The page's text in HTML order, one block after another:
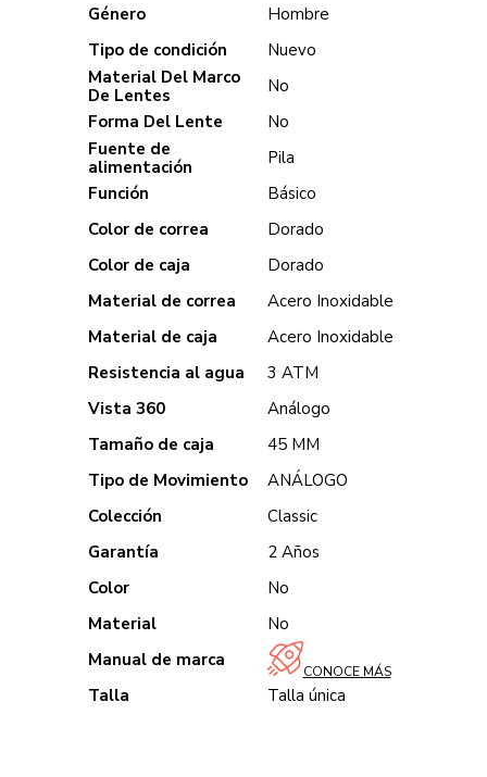
Género
Hombre
Tipo de condición
Nuevo
Material Del Marco
De Lentes
No
Forma Del Lente
No
Fuente de
alimentación
Pila
Función
Básico
Color de correa
Dorado
Color de caja
Dorado
Material de correa
Acero Inoxidable
Material de caja
Acero Inoxidable
Resistencia al agua
3 ATM
Vista 360
Análogo
Tamaño de caja
45 MM
Tipo de Movimiento
ANÁLOGO
Colección
Classic
Garantía
2 Años
Color
No
Material
No
Manual de marca
CONOCE MÁS
Talla Talla única